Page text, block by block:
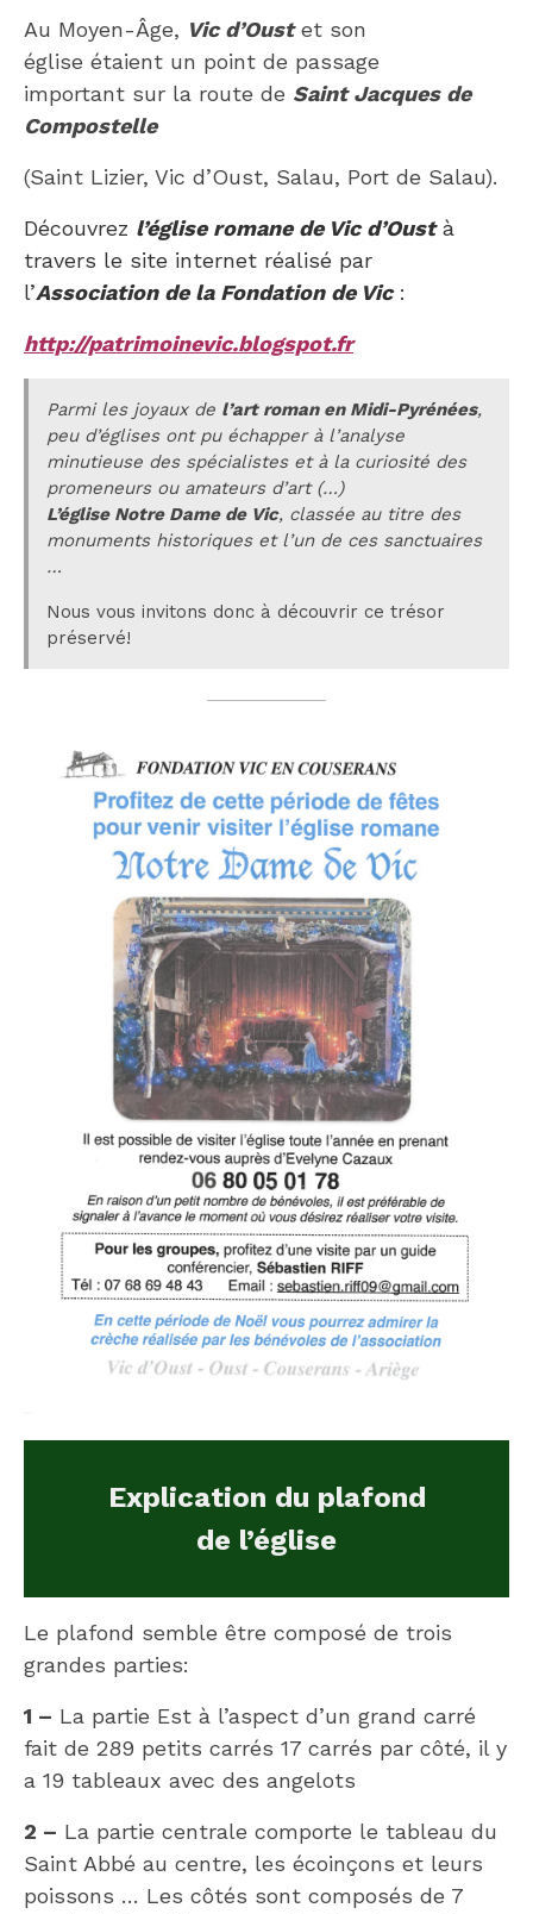
Au Moyen-Âge, Vic d’Oustet son
église étaient un point de passage
important sur la route de Saint Jacques de
Compostelle
(Saint Lizier, Vic d’Oust, Salau, Port de Salau).
Découvrez l’église romane de Vic d’Oustà
travers le site internet réalisé par
l’Association de la Fondation de Vic:
http://patrimoinevic.blogspot.fr
Parmi les joyaux de l’art roman en Midi-Pyrénées,
peu d’églises ont pu échapper à l’analyse
minutieuse des spécialistes et à la curiosité des
promeneurs ou amateurs d’art (…)
L’église Notre Dame de Vic, classée au titre des
monuments historiques et l’un de ces sanctuaires
…
Nous vous invitons donc à découvrir ce trésor
préservé!
Explication du plafond
de l’église
Le plafond semble être composé de trois
grandes parties:
1 – La partie Est à l’aspect d’un grand carré
fait de 289 petits carrés 17 carrés par côté, il y
a 19 tableaux avec des angelots
2 – La partie centrale comporte le tableau du
Saint Abbé au centre, les écoinçons et leurs
poissons … Les côtés sont composés de 7